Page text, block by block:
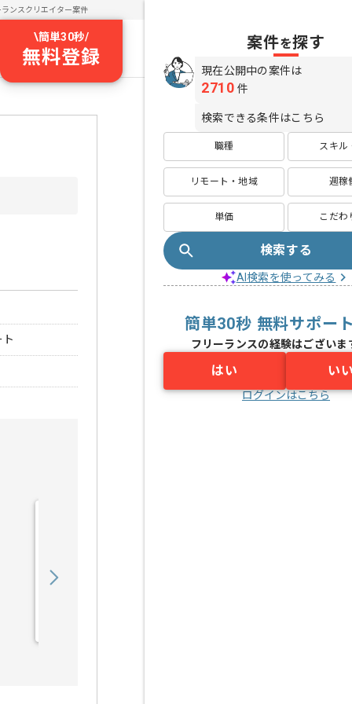
ランスクリエイター案件
\簡単30秒/
無料登録
案件を探す
現在公開中の案件は
2710 件
検索できる条件はこちら
職種 スキル
リモート・地域 週稼
単価 こだわ
検索する
AI検索を使ってみる
簡単30秒 無料サポー
フリーランスの経験はございま
はい い
ログインはこちら